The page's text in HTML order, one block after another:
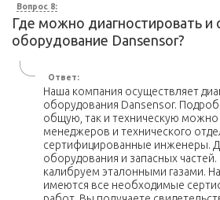
Вопрос 8:
Где можно диагностировать и
оборудование Dansensor?
Ответ:
Наша компания осуществляет
оборудования Dansensor.
общую, так и техническую можно
менеджеров и технического
сертифицированные инженеры.
оборудования и запасных
калибруем эталонными газами.
имеются все необходимые